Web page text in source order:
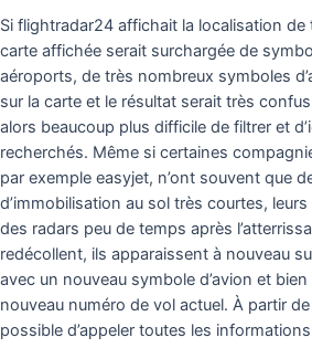
Si flightradar24 affichait la localisation de
carte affichée serait surchargée de
aéroports, de très nombreux symboles
sur la carte et le résultat serait très
alors beaucoup plus difficile de filtrer et
recherchés. Même si certaines
par exemple easyjet, n’ont souvent que
d’immobilisation au sol très courtes,
des radars peu de temps après
redécollent, ils apparaissent à nouveau
avec un nouveau symbole d’avion et
nouveau numéro de vol actuel. À partir
possible d’appeler toutes les